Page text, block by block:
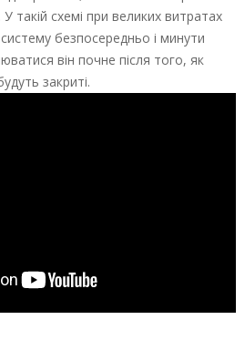
такій схемі при великих витратах
безпосередньо і минути
він почне після того, як
закриті.